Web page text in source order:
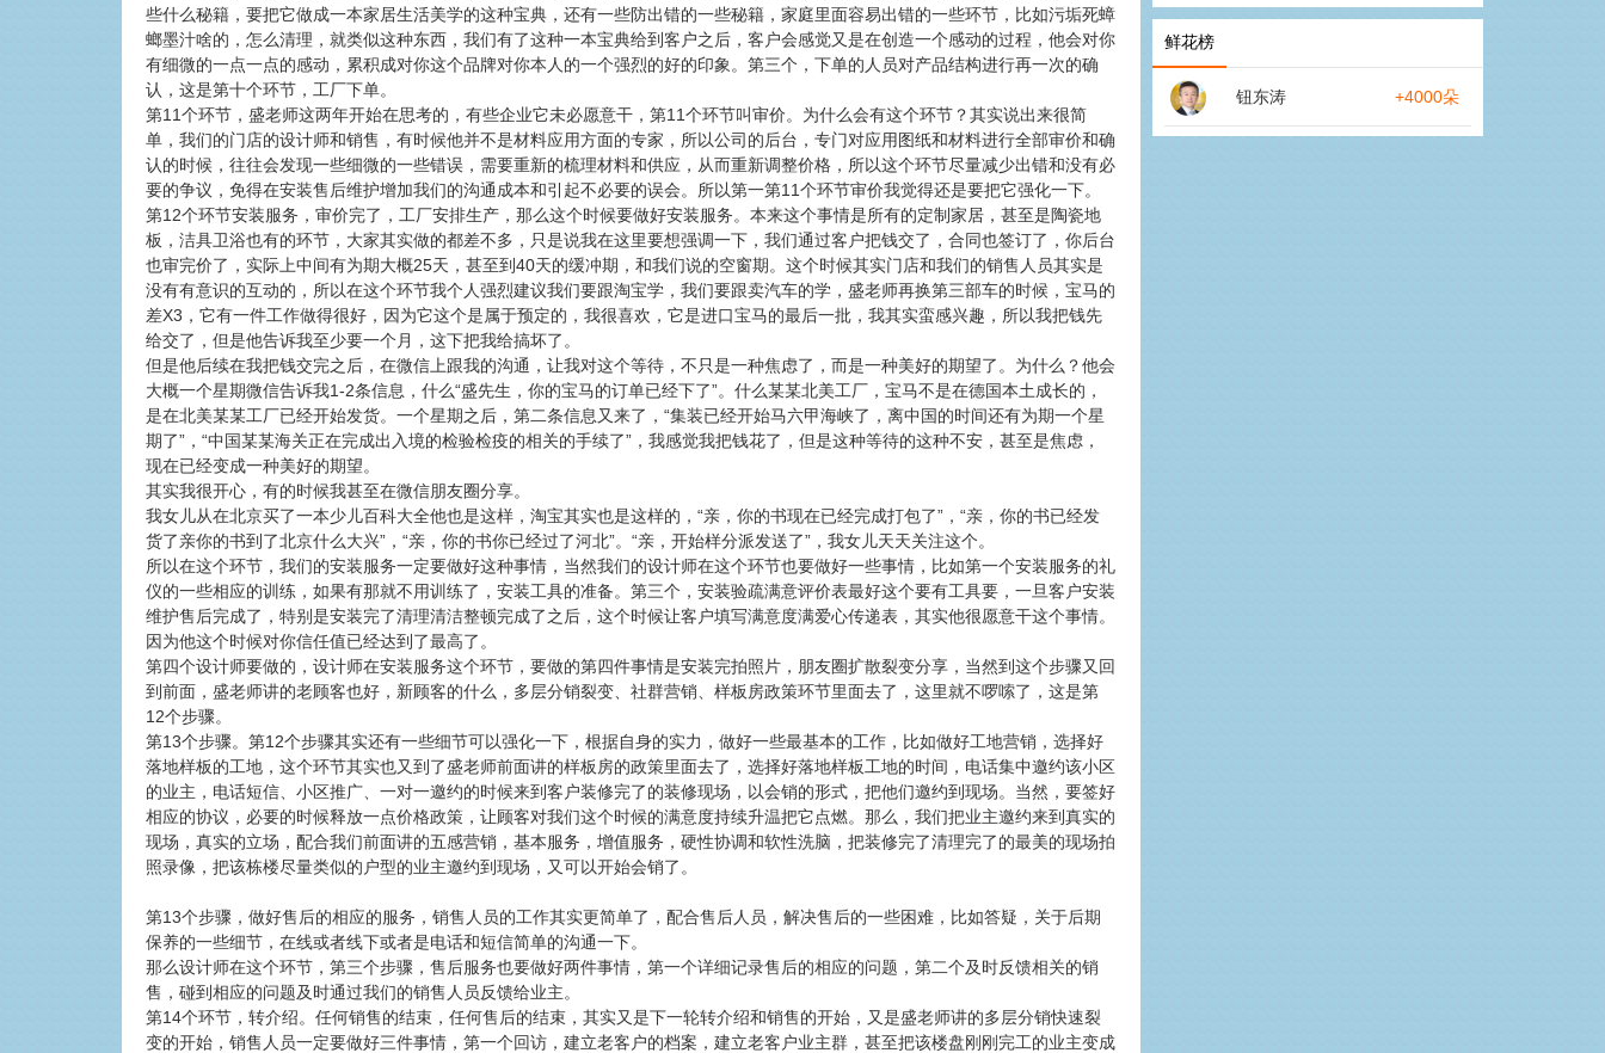
些什么秘籍，要把它做成一本家居生活美学的这种宝典，还有一些防出错的一些秘籍，家庭里面容易出错的一些环节，比如污垢死蟑
螂墨汁啥的，怎么清理，就类似这种东西，我们有了这种一本宝典给到客户之后，客户会感觉又是在创造一个感动的过程，他会对你
有细微的一点一点的感动，累积成对你这个品牌对你本人的一个强烈的好的印象。第三个，下单的人员对产品结构进行再一次的确
认，这是第十个环节，工厂下单。
第11个环节，盛老师这两年开始在思考的，有些企业它未必愿意干，第11个环节叫审价。为什么会有这个环节？其实说出来很简
单，我们的门店的设计师和销售，有时候他并不是材料应用方面的专家，所以公司的后台，专门对应用图纸和材料进行全部审价和确
认的时候，往往会发现一些细微的一些错误，需要重新的梳理材料和供应，从而重新调整价格，所以这个环节尽量减少出错和没有必
要的争议，免得在安装售后维护增加我们的沟通成本和引起不必要的误会。所以第一第11个环节审价我觉得还是要把它强化一下。
第12个环节安装服务，审价完了，工厂安排生产，那么这个时候要做好安装服务。本来这个事情是所有的定制家居，甚至是陶瓷地
板，洁具卫浴也有的环节，大家其实做的都差不多，只是说我在这里要想强调一下，我们通过客户把钱交了，合同也签订了，你后台
也审完价了，实际上中间有为期大概25天，甚至到40天的缓冲期，和我们说的空窗期。这个时候其实门店和我们的销售人员其实是
没有有意识的互动的，所以在这个环节我个人强烈建议我们要跟淘宝学，我们要跟卖汽车的学，盛老师再换第三部车的时候，宝马的
差X3，它有一件工作做得很好，因为它这个是属于预定的，我很喜欢，它是进口宝马的最后一批，我其实蛮感兴趣，所以我把钱先
给交了，但是他告诉我至少要一个月，这下把我给搞坏了。
但是他后续在我把钱交完之后，在微信上跟我的沟通，让我对这个等待，不只是一种焦虑了，而是一种美好的期望了。为什么？他会
大概一个星期微信告诉我1-2条信息，什么“盛先生，你的宝马的订单已经下了”。什么某某北美工厂，宝马不是在德国本土成长的，
是在北美某某工厂已经开始发货。一个星期之后，第二条信息又来了，“集装已经开始马六甲海峡了，离中国的时间还有为期一个星
期了”，“中国某某海关正在完成出入境的检验检疫的相关的手续了”，我感觉我把钱花了，但是这种等待的这种不安，甚至是焦虑，
现在已经变成一种美好的期望。
其实我很开心，有的时候我甚至在微信朋友圈分享。
我女儿从在北京买了一本少儿百科大全他也是这样，淘宝其实也是这样的，“亲，你的书现在已经完成打包了”，“亲，你的书已经发
货了亲你的书到了北京什么大兴”，“亲，你的书你已经过了河北”。“亲，开始样分派发送了”，我女儿天天关注这个。
所以在这个环节，我们的安装服务一定要做好这种事情，当然我们的设计师在这个环节也要做好一些事情，比如第一个安装服务的礼
仪的一些相应的训练，如果有那就不用训练了，安装工具的准备。第三个，安装验疏满意评价表最好这个要有工具要，一旦客户安装
维护售后完成了，特别是安装完了清理清洁整顿完成了之后，这个时候让客户填写满意度满爱心传递表，其实他很愿意干这个事情。
因为他这个时候对你信任值已经达到了最高了。
第四个设计师要做的，设计师在安装服务这个环节，要做的第四件事情是安装完拍照片，朋友圈扩散裂变分享，当然到这个步骤又回
到前面，盛老师讲的老顾客也好，新顾客的什么，多层分销裂变、社群营销、样板房政策环节里面去了，这里就不啰嗦了，这是第
12个步骤。
第13个步骤。第12个步骤其实还有一些细节可以强化一下，根据自身的实力，做好一些最基本的工作，比如做好工地营销，选择好
落地样板的工地，这个环节其实也又到了盛老师前面讲的样板房的政策里面去了，选择好落地样板工地的时间，电话集中邀约该小区
的业主，电话短信、小区推广、一对一邀约的时候来到客户装修完了的装修现场，以会销的形式，把他们邀约到现场。当然，要签好
相应的协议，必要的时候释放一点价格政策，让顾客对我们这个时候的满意度持续升温把它点燃。那么，我们把业主邀约来到真实的
现场，真实的立场，配合我们前面讲的五感营销，基本服务，增值服务，硬性协调和软性洗脑，把装修完了清理完了的最美的现场拍
照录像，把该栋楼尽量类似的户型的业主邀约到现场，又可以开始会销了。
第13个步骤，做好售后的相应的服务，销售人员的工作其实更简单了，配合售后人员，解决售后的一些困难，比如答疑，关于后期
保养的一些细节，在线或者线下或者是电话和短信简单的沟通一下。
那么设计师在这个环节，第三个步骤，售后服务也要做好两件事情，第一个详细记录售后的相应的问题，第二个及时反馈相关的销
售，碰到相应的问题及时通过我们的销售人员反馈给业主。
第14个环节，转介绍。任何销售的结束，任何售后的结束，其实又是下一轮转介绍和销售的开始，又是盛老师讲的多层分销快速裂
变的开始，销售人员一定要做好三件事情，第一个回访，建立老客户的档案，建立老客户业主群，甚至把该楼盘刚刚完工的业主变成
鲜花榜
钮东涛 +4000朵